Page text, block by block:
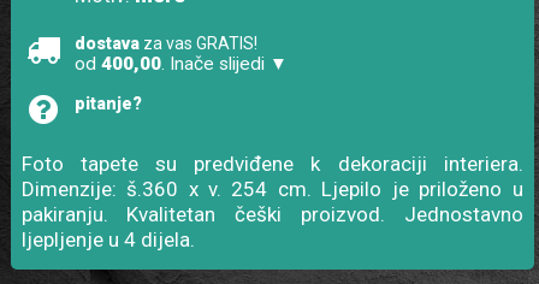
dostava za vas GRATIS!
od400,00. Inače slijedi ▼
pitanje?
Foto tapete su predviđene k dekoraciji interiera.
Dimenzije: š.360 x v. 254 cm. Ljepilo je priloženo u
pakiranju. Kvalitetan češki proizvod. Jednostavno
ljepljenje u 4 dijela.